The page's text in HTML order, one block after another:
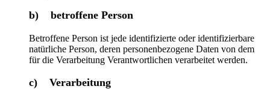
b) betroffene Person
Betroffene Person ist jede identifizierte oder identifizierbare
natürliche Person, deren personenbezogene Daten von dem
für die Verarbeitung Verantwortlichen verarbeitet werden.
c) Verarbeitung